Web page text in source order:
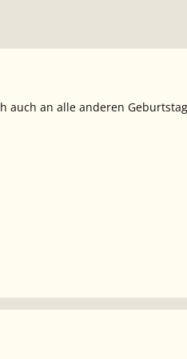
auch an alle anderen